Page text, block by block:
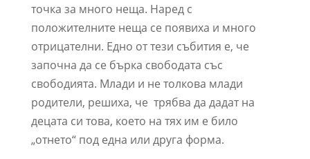
точка за много неща. Наред с
положителните неща се появиха и много
отрицателни. Едно от тези събития е, че
започна да се бърка свободата със
свободията. Млади и не толкова млади
родители, решиха, че трябва да дадат на
децата си това, което на тях им е било
„отнето“ под една или друга форма.